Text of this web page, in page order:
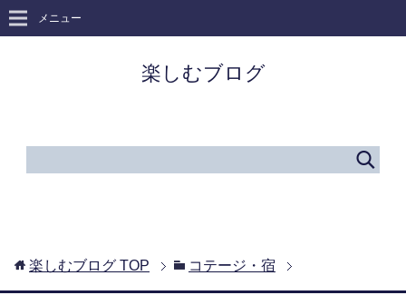
楽しむブログ
メニュー
楽しむブログ TOP コテージ・宿